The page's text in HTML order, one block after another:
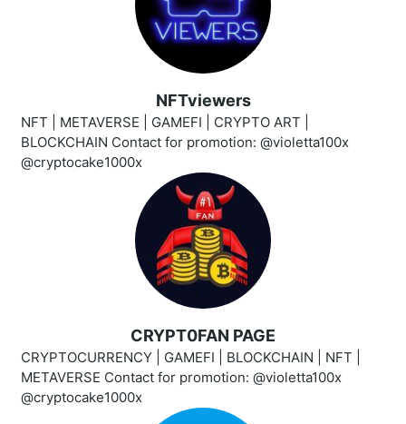
NFTviewers
NFT | METAVERSE | GAMEFI | CRYPTO ART |
BLOCKCHAIN Contact for promotion: @violetta100x
@cryptocake1000x
CRYPT0FAN PAGE
CRYPTOCURRENCY | GAMEFI | BLOCKCHAIN | NFT |
METAVERSE Contact for promotion: @violetta100x
@cryptocake1000x